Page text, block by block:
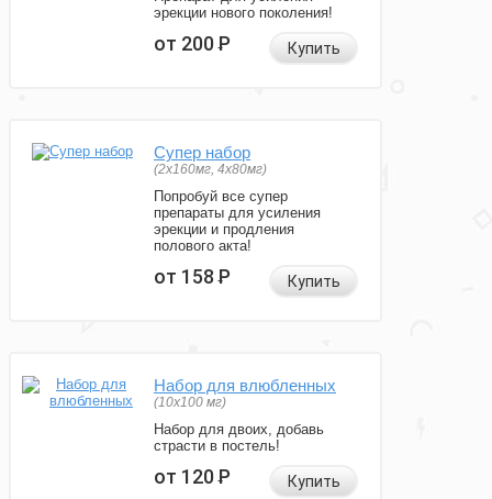
эрекции нового поколения!
от 200Р Купить
Супер набор
(2х160мг, 4х80мг)
Попробуй все супер
препараты для усиления
эрекции и продления
полового акта!
от 158Р Купить
Набор для влюбленных
(10х100 мг)
Набор для двоих, добавь
страсти в постель!
от 120Р Купить